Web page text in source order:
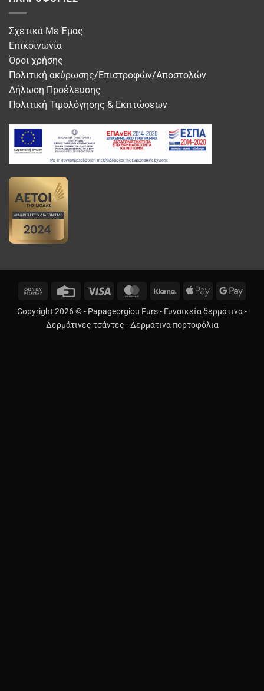
Σχετικά Με Έμας
Επικοινωνία
Όροι χρήσης
Πολιτική ακύρωσης/Επιστροφών/Αποστολών
Δήλωση Προέλευσης
Πολιτική Τιμολόγησης & Εκπτώσεων
Cash
Delivery
Credit
Visa MasterCardKlarna
Apple
Copyright 2026 © - Papageorgiou Furs- Γυναικεία δερμάτινα-
Δερμάτινες τσάντες -Δερμάτινα πορτοφόλια